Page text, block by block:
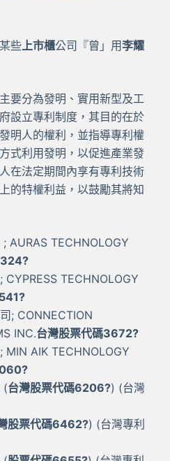
些上市櫃公司『曾」用李耀
要分為發明、實用新型及工
設立專利制度，其目的在於
明人的權利，並指導專利權
式利用發明，以促進產業發
在法定期間內享有專利技術
的特權利益，以鼓勵其將知
AURAS TECHNOLOGY
TECHNOLOGY
; CONNECTION
INC.台灣股票代碼3672?
AIK TECHNOLOGY
(台灣股票代碼6206?) (台灣
股票代碼6462?) (台灣專利